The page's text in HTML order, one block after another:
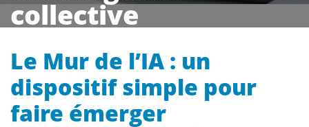
collective
Le Mur de l’IA : un
dispositif simple pour
faire émerger